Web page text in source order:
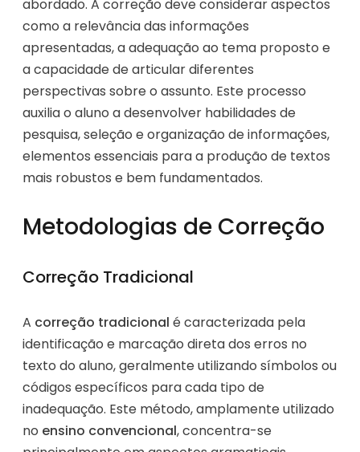
abordado. A correção deve considerar aspectos
como a relevância das informações
apresentadas, a adequação ao tema proposto e
a capacidade de articular diferentes
perspectivas sobre o assunto. Este processo
auxilia o aluno a desenvolver habilidades de
pesquisa, seleção e organização de informações,
elementos essenciais para a produção de textos
mais robustos e bem fundamentados.
Metodologias de Correção
Correção Tradicional
A correção tradicional é caracterizada pela
identificação e marcação direta dos erros no
texto do aluno, geralmente utilizando símbolos ou
códigos específicos para cada tipo de
inadequação. Este método, amplamente utilizado
no ensino convencional, concentra-se